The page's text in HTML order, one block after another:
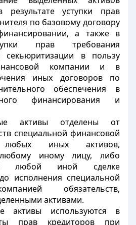
результате уступки прав
по базовому договору
а также в
прав требования
секьюритизации в пользу
компании и в
иных договоров по
обеспечения в
финансирования и
активы отделены от
специальной финансовой
иных активов,
иному лицу, либо
любой иной сделке
исполнения специальной
обязательств,
активами.
активы используются в
прав кредиторов при